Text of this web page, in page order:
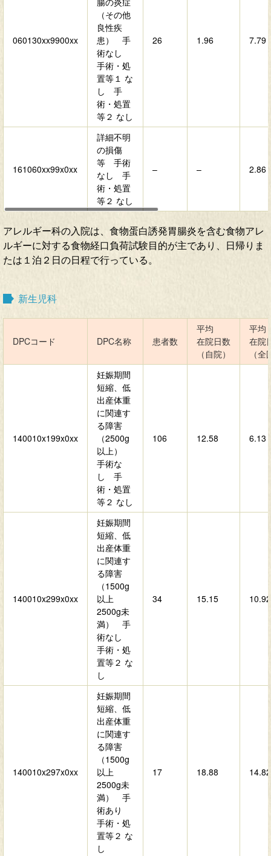
060130xx9900xx
（その他
良性疾
患） 手
術なし
手術・処
置等１ な
し 手
術・処置
等２ なし
26 1.96 7.79
161060xx99x0xx
詳細不明
の損傷
等 手術
なし 手
術・処置
等２ なし
– – 2.86
アレルギー科の入院は、食物蛋白誘発胃腸炎を含む食物アレ
ルギーに対する食物経口負荷試験目的が主であり、日帰りま
たは１泊２日の日程で行っている。
新生児科
DPCコード DPC名称 患者数
平均
在院日数
（自院）
平均
在院
（
140010x199x0xx
妊娠期間
短縮、低
出産体重
に関連す
る障害
（2500g
以上）
手術な
し 手
術・処置
等２ なし
106 12.58 6.13
140010x299x0xx
妊娠期間
短縮、低
出産体重
に関連す
る障害
（1500g
以上
2500g未
満） 手
術なし
手術・処
置等２ な
し
34 15.15 10.92
140010x297x0xx
妊娠期間
短縮、低
出産体重
に関連す
る障害
（1500g
以上
2500g未
満） 手
術あり
手術・処
置等２ な
し
17 18.88 14.82